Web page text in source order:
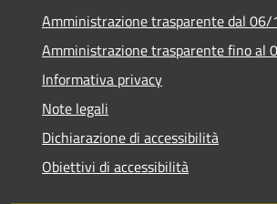
Amministrazione trasparente dal
Amministrazione trasparente fino al
Informativa privacy
Note legali
Dichiarazione di accessibilità
Obiettivi di accessibilità